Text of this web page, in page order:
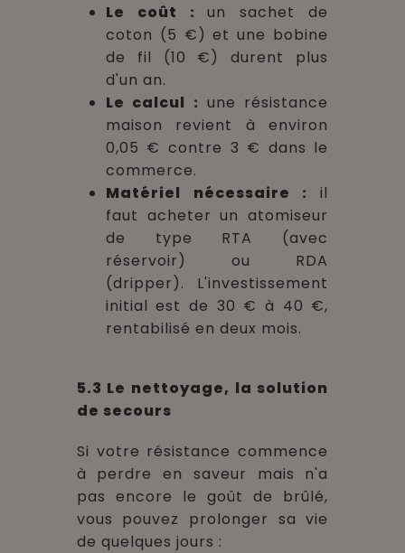
Le coût :un sachet de
coton (5 €) et une bobine
de fil (10 €) durent plus
d'un an.
Le calcul : une résistance
maison revient à environ
0,05 € contre 3 € dans le
commerce.
Matériel nécessaire :il
faut acheter un atomiseur
de type RTA (avec
réservoir) ou RDA
(dripper). L'investissement
initial est de 30 € à 40 €,
rentabilisé en deux mois.
5.3 Le nettoyage, la solution
de secours
Si votre résistance commence
à perdre en saveur mais n'a
pas encore le goût de brûlé,
vous pouvez prolonger sa vie
de quelques jours :